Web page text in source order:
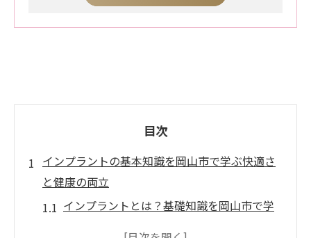
目次
インプラントの基本知識を岡山市で学ぶ快適さ
と健康の両立
インプラントとは？基礎知識を岡山市で学